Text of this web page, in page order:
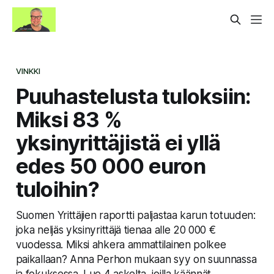
VINKKI
Puuhastelusta tuloksiin:
Miksi 83 %
yksinyrittäjistä ei yllä
edes 50 000 euron
tuloihin?
Suomen Yrittäjien raportti paljastaa karun totuuden:
joka neljäs yksinyrittäjä tienaa alle 20 000 €
vuodessa. Miksi ahkera ammattilainen polkee
paikallaan? Anna Perhon mukaan syy on suunnassa